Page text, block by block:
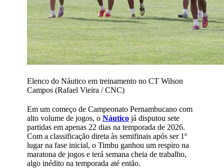
Elenco do Náutico em treinamento no CT Wilson
Campos (Rafael Vieira / CNC)
Em um começo de Campeonato Pernambucano com
alto volume de jogos, o Náutico já disputou sete
partidas em apenas 22 dias na temporada de 2026.
Com a classificação direta às semifinais após ser 1º
lugar na fase inicial, o Timbu ganhou um respiro na
maratona de jogos e terá semana cheia de trabalho,
algo inédito na temporada até então.